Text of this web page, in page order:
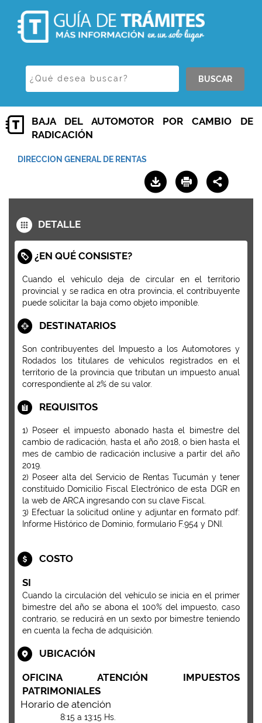
BUSCAR
BAJA DEL AUTOMOTOR POR CAMBIO DE
RADICACIÓN
DIRECCION GENERAL DE RENTAS
DETALLE
¿EN QUÉ CONSISTE?
Cuando el vehículo deja de circular en el territorio
provincial y se radica en otra provincia, el contribuyente
puede solicitar la baja como objeto imponible.
DESTINATARIOS
Son contribuyentes del Impuesto a los Automotores y
Rodados los titulares de vehículos registrados en el
territorio de la provincia que tributan un impuesto anual
correspondiente al 2% de su valor.
REQUISITOS
1) Poseer el impuesto abonado hasta el bimestre del
cambio de radicación, hasta el año 2018, o bien hasta el
mes de cambio de radicación inclusive a partir del año
2019.
2) Poseer alta del Servicio de Rentas Tucumán y tener
constituido Domicilio Fiscal Electrónico de esta DGR en
la web de ARCA ingresando con su clave Fiscal.
3) Efectuar la solicitud online y adjuntar en formato pdf:
Informe Histórico de Dominio, formulario F.954 y DNI.
COSTO
SI
Cuando la circulación del vehículo se inicia en el primer
bimestre del año se abona el 100% del impuesto, caso
contrario, se reducirá en un sexto por bimestre teniendo
en cuenta la fecha de adquisición.
UBICACIÓN
OFICINA ATENCIÓN IMPUESTOS
PATRIMONIALES
Horario de atención
8:15 a 13:15 Hs.